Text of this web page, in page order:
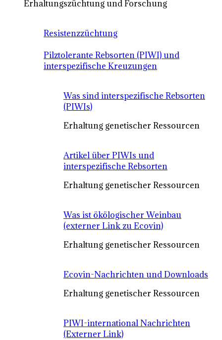
Erhaltungszüchtung und Forschung
Resistenzzüchtung
Pilztolerante Rebsorten (PIWI) und
interspezifische Kreuzungen
Was sind interspezifische Rebsorten
(PIWIs)
Erhaltung genetischer Ressourcen
Artikel über PIWIs und
interspezifische Rebsorten
Erhaltung genetischer Ressourcen
Was ist ökölogischer Weinbau
(externer Link zu Ecovin)
Erhaltung genetischer Ressourcen
Ecovin-Nachrichten und Downloads
Erhaltung genetischer Ressourcen
PIWI-international Nachrichten
(Externer Link)